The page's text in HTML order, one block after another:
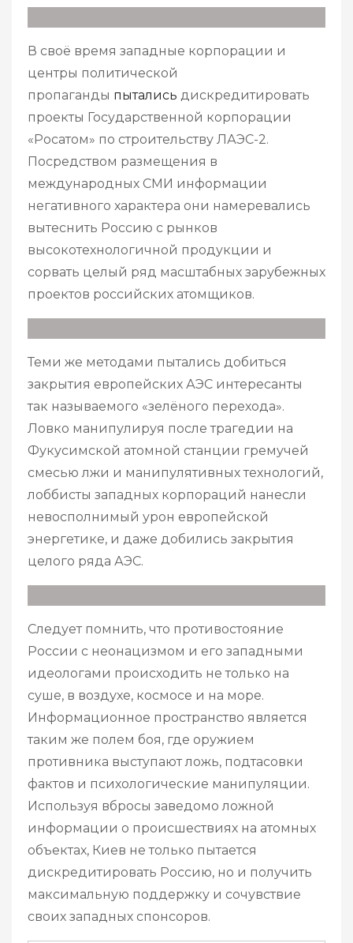
В своё время западные корпорации и
центры политической
пропаганды пытались дискредитировать
проекты Государственной корпорации
«Росатом» по строительству ЛАЭС-2.
Посредством размещения в
международных СМИ информации
негативного характера они намеревались
вытеснить Россию с рынков
высокотехнологичной продукции и
сорвать целый ряд масштабных зарубежных
проектов российских атомщиков.
Теми же методами пытались добиться
закрытия европейских АЭС интересанты
так называемого «зелёного перехода».
Ловко манипулируя после трагедии на
Фукусимской атомной станции гремучей
смесью лжи и манипулятивных технологий,
лоббисты западных корпораций нанесли
невосполнимый урон европейской
энергетике, и даже добились закрытия
целого ряда АЭС.
Следует помнить, что противостояние
России с неонацизмом и его западными
идеологами происходить не только на
суше, в воздухе, космосе и на море.
Информационное пространство является
таким же полем боя, где оружием
противника выступают ложь, подтасовки
фактов и психологические манипуляции.
Используя вбросы заведомо ложной
информации о происшествиях на атомных
объектах, Киев не только пытается
дискредитировать Россию, но и получить
максимальную поддержку и сочувствие
своих западных спонсоров.